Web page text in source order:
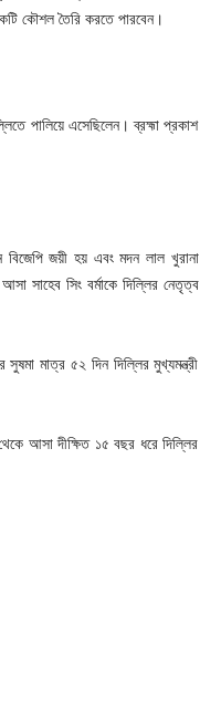
কৌশল তৈরি করতে পারবেন।
পালিয়ে এসেছিলেন। ব্রহ্মা প্রকাশ
বিজেপি জয়ী হয় এবং মদন লাল খুরানা
সাহেব সিং বর্মাকে দিল্লির নেতৃত্ব
সুষমা মাত্র ৫২ দিন দিল্লির মুখ্যমন্ত্রী
আসা দীক্ষিত ১৫ বছর ধরে দিল্লির